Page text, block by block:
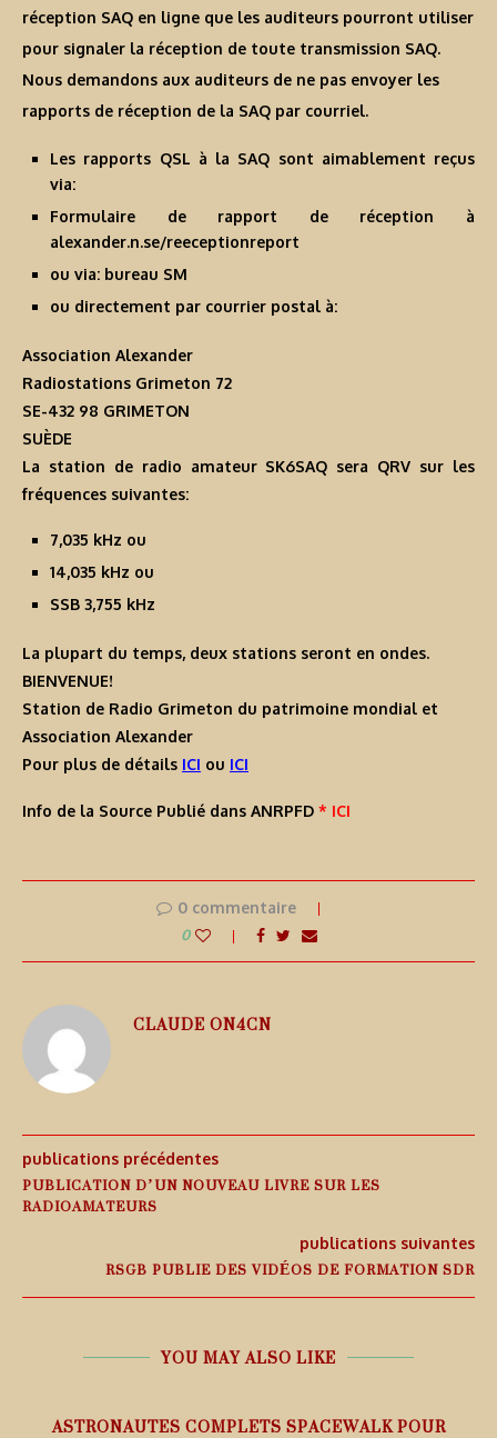
réception SAQ en ligne que les auditeurs pourront utiliser
pour signaler la réception de toute transmission SAQ.
Nous demandons aux auditeurs de ne pas envoyer les
rapports de réception de la SAQ par courriel.
Les rapports QSL à la SAQ sont aimablement reçus
via:
Formulaire de rapport de réception à
alexander.n.se/reeceptionreport
ou via: bureau SM
ou directement par courrier postal à:
Association Alexander
Radiostations Grimeton 72
SE-432 98 GRIMETON
SUÈDE
La station de radio amateur SK6SAQ sera QRV sur les
fréquences suivantes:
7,035 kHz ou
14,035 kHz ou
SSB 3,755 kHz
La plupart du temps, deux stations seront en ondes.
BIENVENUE!
Station de Radio Grimeton du patrimoine mondial et
Association Alexander
Pour plus de détails ICI ou ICI
Info de la Source Publié dans ANRPFD * ICI
0 commentaire
0
CLAUDE ON4CN
publications précédentes
PUBLICATION D’UN NOUVEAU LIVRE SUR LES
RADIOAMATEURS
publications suivantes
RSGB PUBLIE DES VIDÉOS DE FORMATION SDR
YOU MAY ALSO LIKE
ASTRONAUTES COMPLETS SPACEWALK POUR